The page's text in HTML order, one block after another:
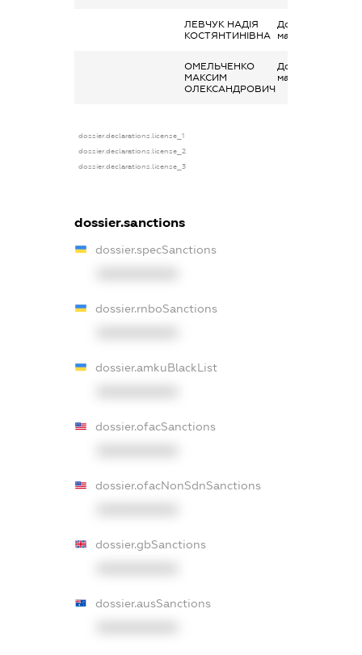
ЛЕВЧУК НАДІЯ
КОСТЯНТИНІВНА
Дохід від
майна в оренду
ОМЕЛЬЧЕНКО
МАКСИМ
ОЛЕКСАНДРОВИЧ
Дохід від
майна в оренду
dossier.declarations.license_1
dossier.declarations.license_2
dossier.declarations.license_3
dossier.sanctions
dossier.specSanctions
dossier.rnboSanctions
dossier.amkuBlackList
dossier.ofacSanctions
dossier.ofacNonSdnSanctions
dossier.gbSanctions
dossier.ausSanctions